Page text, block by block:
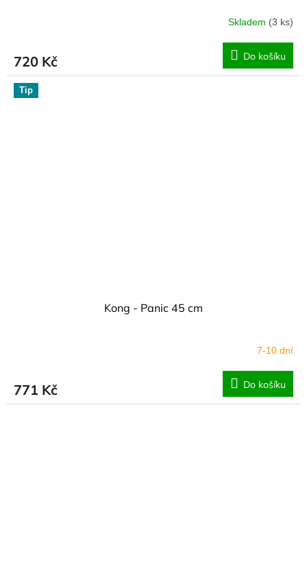
Skladem (3 ks)
720 Kč Do košíku
Tip
Kong - Panic 45 cm
7-10 dní
771 Kč Do košíku